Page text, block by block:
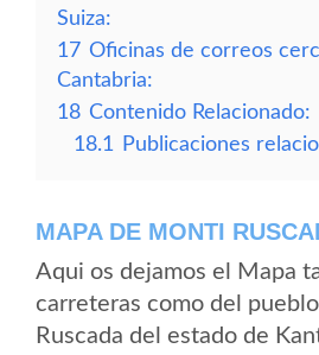
Suiza:
17 Oficinas de correos
Cantabria:
18 Contenido Relacionado:
18.1
Publicaciones
MAPA DE MONTI
Aqui os dejamos el Mapa
carreteras como del
Ruscada del estado de